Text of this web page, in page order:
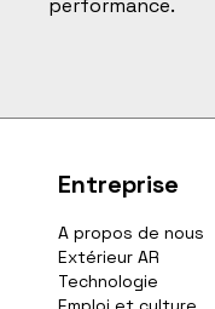
performance.
Entreprise
A propos de nous
Extérieur AR
Technologie